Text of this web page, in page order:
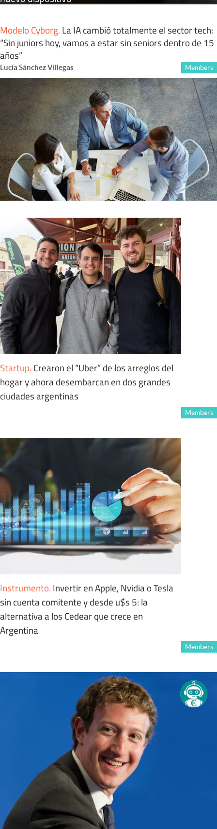
Modelo Cyborg. La IA cambió totalmente el sector tech:
“Sin juniors hoy, vamos a estar sin seniors dentro de 15
años”
Lucía Sánchez Villegas Members
Startup. Crearon el “Uber” de los arreglos del
hogar y ahora desembarcan en dos grandes
ciudades argentinas
Members
Instrumento. Invertir en Apple, Nvidia o Tesla
sin cuenta comitente y desde u$s 5: la
alternativa a los Cedear que crece en
Argentina
Members